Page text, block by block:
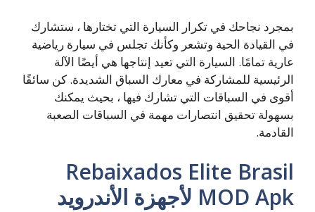
بمجرد نجاحك في تكرار السيارة التي تختارها ، ستشارك
في القيادة الحية وتشعر وكأنك تجلس في سيارة رياضية
عارية تمامًا. السيارة التي تعيد إنتاجها هي أيضًا الآلة
الرئيسية للمشاركة في معارك السباق الشديدة. كن سائقًا
أقوى في السباقات التي تشارك فيها ، بحيث يمكنك
بسهولة تحقيق انتصارات مهمة في السباقات الصعبة
القادمة.
Rebaixados Elite Brasil
MOD Apk لأجهزة الأندرويد